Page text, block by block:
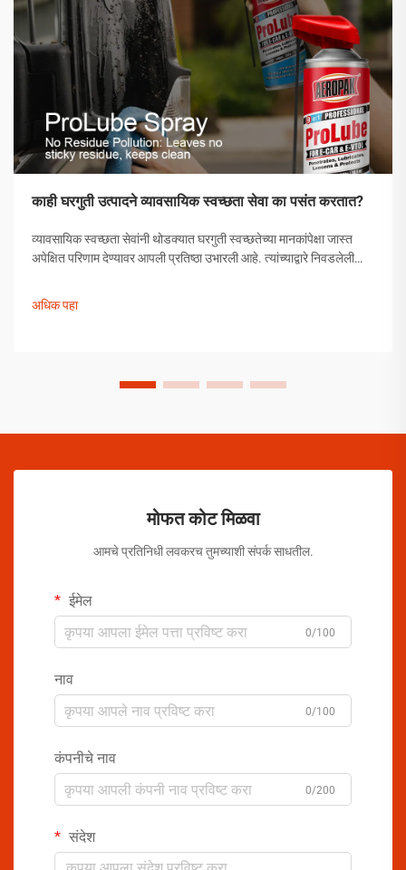
काही घरगुती उत्पादने व्यावसायिक स्वच्छता सेवा का पसंत करतात?
व्यावसायिक स्वच्छता सेवांनी थोडक्यात घरगुती स्वच्छतेच्या मानकांपेक्षा जास्त
अपेक्षित परिणाम देण्यावर आपली प्रतिष्ठा उभारली आहे. त्यांच्याद्वारे निवडलेली
काळजीपूर्वक निवडलेली उपाययोजना आहेत.
अधिक पहा
मोफत कोट मिळवा
आमचे प्रतिनिधी लवकरच तुमच्याशी संपर्क साधतील.
ईमेल
0/100
नाव
0/100
कंपनीचे नाव
0/200
संदेश